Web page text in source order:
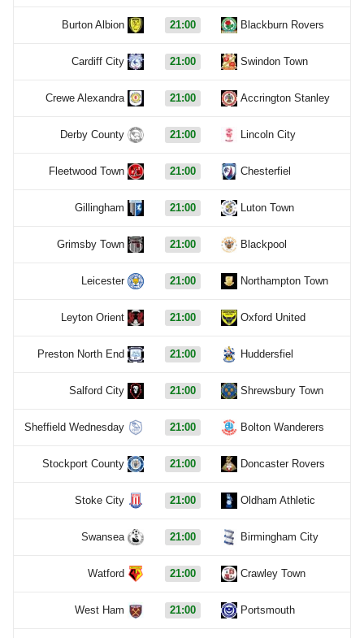
Burton Albion 21:00 Blackburn Rovers
Cardiff City 21:00 Swindon Town
Crewe Alexandra 21:00 Accrington Stanley
Derby County 21:00 Lincoln City
Fleetwood Town 21:00 Chesterfiel
Gillingham 21:00 Luton Town
Grimsby Town 21:00 Blackpool
Leicester 21:00 Northampton Town
Leyton Orient 21:00 Oxford United
Preston North End 21:00 Huddersfiel
Salford City 21:00 Shrewsbury Town
Sheffield Wednesday 21:00 Bolton Wanderers
Stockport County 21:00 Doncaster Rovers
Stoke City 21:00 Oldham Athletic
Swansea 21:00 Birmingham City
Watford 21:00 Crawley Town
West Ham 21:00 Portsmouth